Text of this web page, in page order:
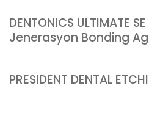
DENTONICS ULTIMATE
Jenerasyon Bonding
PRESIDENT DENTAL